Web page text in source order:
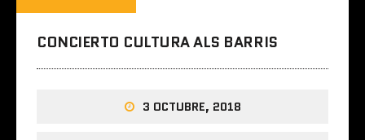
CONCIERTO CULTURA ALS BARRIS
3 OCTUBRE, 2018